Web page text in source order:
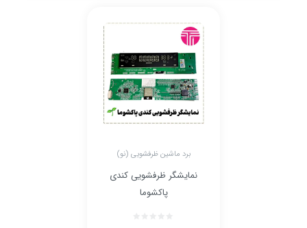
برد ماشین ظرفشویی (نو)
نمایشگر ظرفشویی کندی
پاکشوما